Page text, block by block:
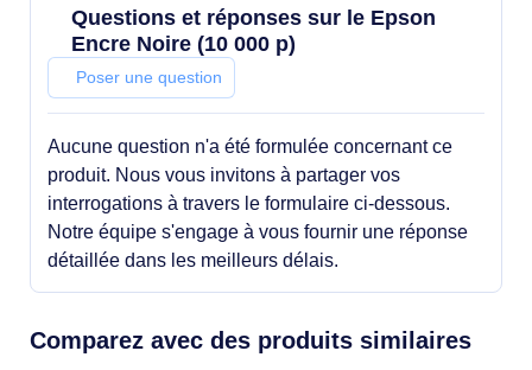
Questions et réponses sur le Epson
Encre Noire (10 000 p)
Poser une question
Aucune question n'a été formulée concernant ce
produit. Nous vous invitons à partager vos
interrogations à travers le formulaire ci-dessous.
Notre équipe s'engage à vous fournir une réponse
détaillée dans les meilleurs délais.
Comparez avec des produits similaires